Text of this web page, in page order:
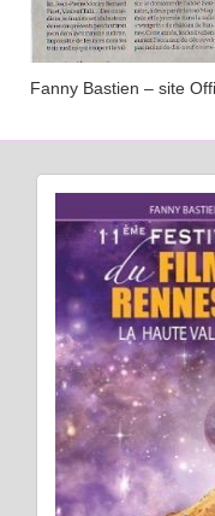
Fanny Bastien – site